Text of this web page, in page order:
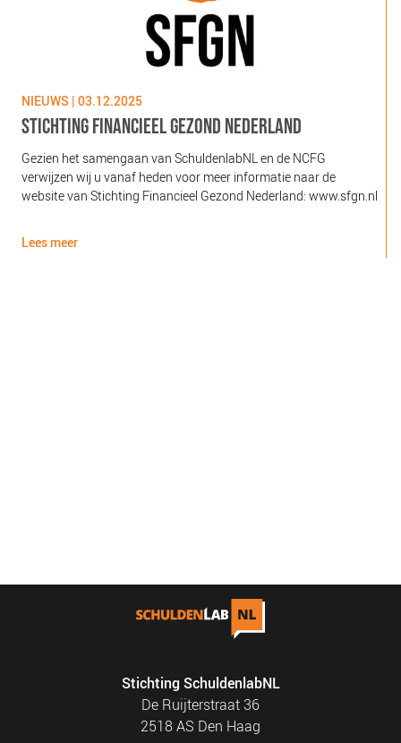
NIEUWS | 03.12.2025
STICHTING FINANCIEEL GEZOND NEDERLAND
Gezien het samengaan van SchuldenlabNL en de NCFG
verwijzen wij u vanaf heden voor meer informatie naar de
website van Stichting Financieel Gezond Nederland: www.sfgn.nl
Lees meer
Stichting SchuldenlabNL
De Ruijterstraat 36
2518 AS Den Haag